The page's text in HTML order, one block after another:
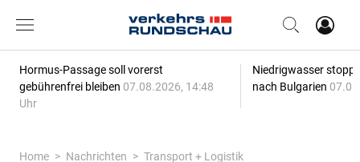
Hormus-Passage soll vorerst
gebührenfrei bleiben 07.08.2026, 14:48
Uhr
Niedrigwasser
nach Bulgarien
Home Nachrichten
Transport + Logistik